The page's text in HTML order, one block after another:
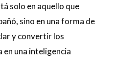
solo en aquello que
sino en una forma de
y convertir los
una inteligencia